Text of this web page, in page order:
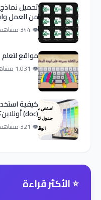
تحميل
من العمل
👁 344 مشاهدة
مواقع لتعلم
👁 1,031 مشاهدة
كيفية
(doc) أونلاين؟
👁 321 مشاهدة
⭐ الأكثر قراءة